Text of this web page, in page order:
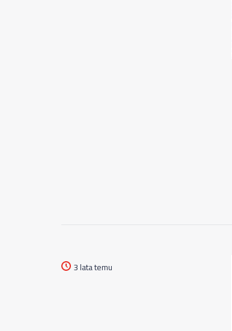
3 lata temu